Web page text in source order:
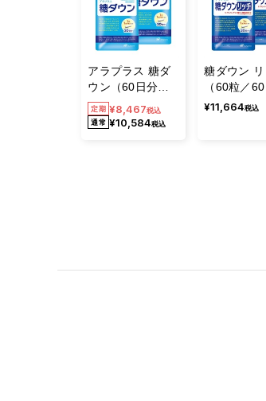
アラプラス 糖ダ
ウン（60日分／
定期コース）
¥8,467税込
¥10,584税込
糖ダウン リ
（60粒／60
分）
¥11,664税込